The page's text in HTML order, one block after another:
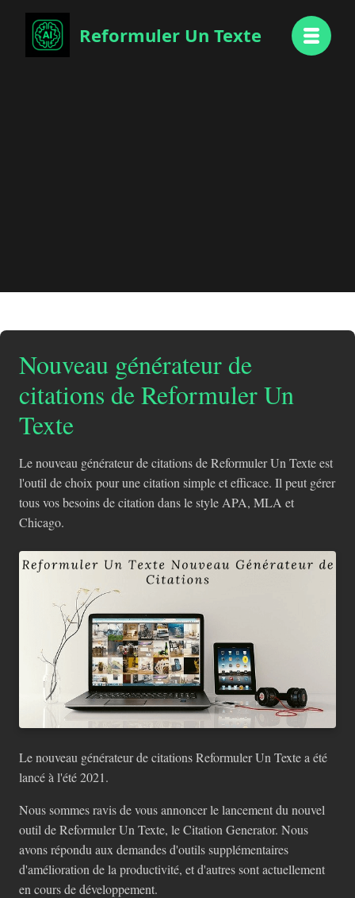
Reformuler Un Texte
Nouveau générateur de
citations de Reformuler Un
Texte
Le nouveau générateur de citations de Reformuler Un Texte est
l'outil de choix pour une citation simple et efficace. Il peut gérer
tous vos besoins de citation dans le style APA, MLA et
Chicago.
Le nouveau générateur de citations Reformuler Un Texte a été
lancé à l'été 2021.
Nous sommes ravis de vous annoncer le lancement du nouvel
outil de Reformuler Un Texte, le Citation Generator. Nous
avons répondu aux demandes d'outils supplémentaires
d'amélioration de la productivité, et d'autres sont actuellement
en cours de développement.